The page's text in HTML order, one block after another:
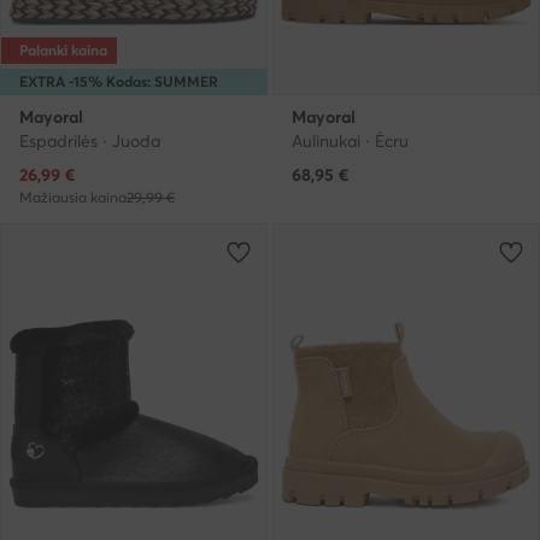
EXTRA -15% Kodas: SUMMER
Palanki kaina
Mayoral
Espadrilės · Juoda
Dabartinė kaina
26,99 €
Mažiausia kaina29,99 €
Mayoral
Aulinukai · Écru
68,95 €